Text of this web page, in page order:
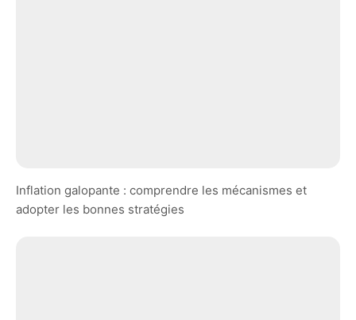
Inflation galopante : comprendre les mécanismes et
adopter les bonnes stratégies